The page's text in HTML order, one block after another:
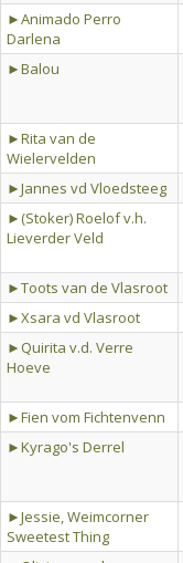
►Animado Perro
Darlena
►Balou
►Rita van de
Wielervelden
►Jannes vd Vloedsteeg
►(Stoker) Roelof v.h.
Lieverder Veld
►Toots van de Vlasroot
►Xsara vd Vlasroot
►Quirita v.d. Verre
Hoeve
►Fien vom Fichtenvenn
►Kyrago's Derrel
►Jessie, Weimcorner
Sweetest Thing